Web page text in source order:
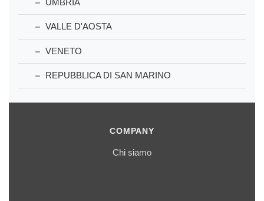
UMBRIA
VALLE D'AOSTA
VENETO
REPUBBLICA DI SAN MARINO
COMPANY
Chi siamo